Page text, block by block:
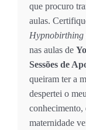
que procuro
aulas.
Hypnobirthing
nas aulas de
Sessões de
queiram ter a
despertei o
conhecimento,
maternidade